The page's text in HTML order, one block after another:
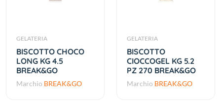
GELATERIA
BISCOTTO CHOCO
LONG KG 4.5
BREAK&GO
Marchio BREAK&GO
GELATERIA
BISCOTTO
CIOCCOGEL KG 5.2
PZ 270 BREAK&GO
Marchio BREAK&GO